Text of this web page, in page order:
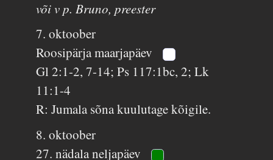
või v p. Bruno, preester
7. oktoober
Roosipärja maarjapäev
Gl 2:1-2, 7-14; Ps 117:1bc, 2; Lk
11:1-4
R: Jumala sõna kuulutage kõigile.
8. oktoober
27. nädala neljapäev